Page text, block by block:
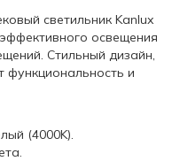
светильник Kanlux
освещения
Стильный дизайн,
функциональность и
(4000K).